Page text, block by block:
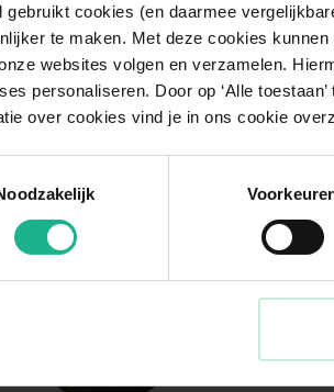
gebruikt cookies (en daarmee
te maken. Met deze cookies
websites volgen en verzamelen.
personaliseren. Door op ‘Alle
over cookies vind je in ons cookie